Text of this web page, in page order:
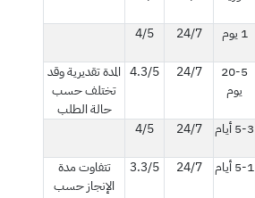
1 يوم 24/7
4/5
20-5
يوم
24/7
4.3/5 المدة تقديرية وقد
تختلف حسب
حالة الطلب
5-3 أيام 24/7
4/5
5-1 أيام 24/7
3.3/5
تتفاوت مدة
الإنجاز حسب